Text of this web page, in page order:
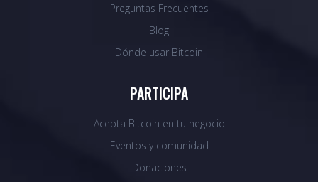
Preguntas Frecuentes
Blog
Dónde usar Bitcoin
PARTICIPA
Acepta Bitcoin en tu negocio
Eventos y comunidad
Donaciones